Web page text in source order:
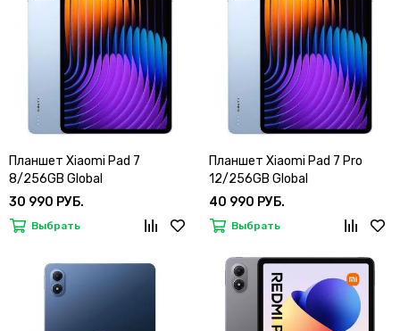
Планшет Xiaomi Pad 7
8/256GB Global
30 990 РУБ.
Выбрать
Планшет Xiaomi Pad 7 Pro
12/256GB Global
40 990 РУБ.
Выбрать